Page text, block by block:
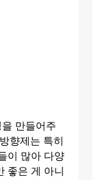
만들어주
향제는 특히
이 많아 다양
좋은 게 아니